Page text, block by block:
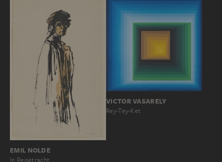
EMIL NOLDE
In Reisetracht
VICTOR VASARELY
Rey-Tey-Ket